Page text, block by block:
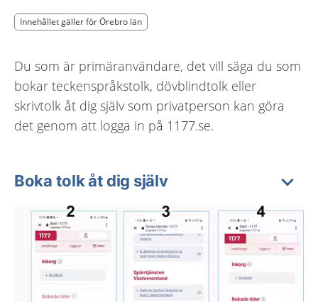
Innehållet gäller för Örebro län
Innehållet gäller för Örebro län
Du som är primäranvändare, det vill säga du som
bokar teckenspråkstolk, dövblindtolk eller
skrivtolk åt dig själv som privatperson kan göra
det genom att logga in på 1177.se.
Boka tolk åt dig själv